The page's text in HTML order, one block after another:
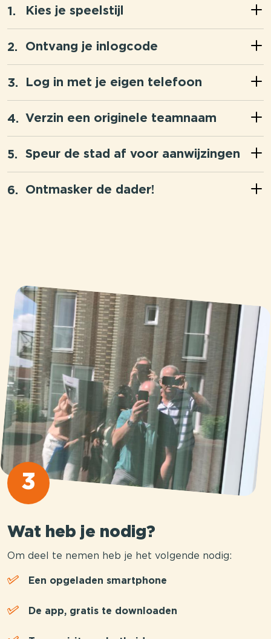
Kies je speelstijl
Ontvang je inlogcode
Log in met je eigen telefoon
Verzin een originele teamnaam
Speur de stad af voor aanwijzingen
Ontmasker de dader!
3
Wat heb je nodig?
Om deel te nemen heb je het volgende nodig:
Een opgeladen smartphone
De app, gratis te downloaden